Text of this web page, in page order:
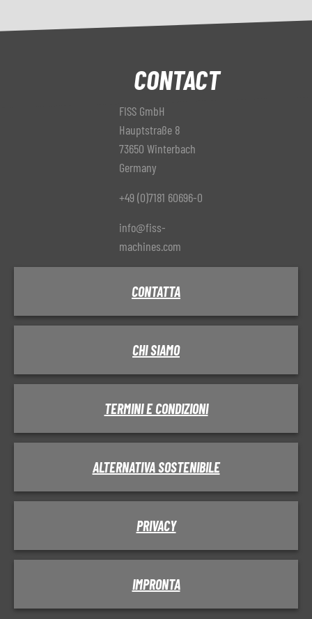
CONTACT
FISS GmbH
Hauptstraße 8
73650 Winterbach
Germany
+49 (0)7181 60696-0
info@fiss-
machines.com
CONTATTA
CHI SIAMO
TERMINI E CONDIZIONI
ALTERNATIVA SOSTENIBILE
PRIVACY
IMPRONTA